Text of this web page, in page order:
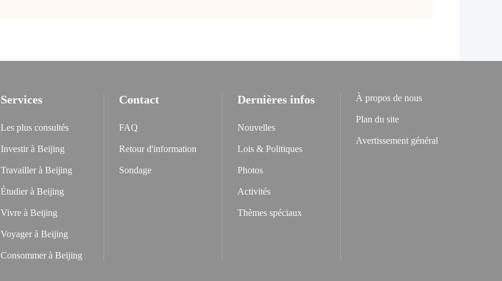
Services
Les plus consultés
Investir à Beijing
Travailler à Beijing
Étudier à Beijing
Vivre à Beijing
Voyager à Beijing
Consommer à Beijing
Contact
FAQ
Retour d'information
Sondage
Dernières infos
Nouvelles
Lois & Politiques
Photos
Activités
Thèmes spéciaux
À propos de nous
Plan du site
Avertissement général